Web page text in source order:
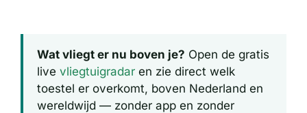
Wat vliegt er nu boven je? Open de gratis
live vliegtuigradar en zie direct welk
toestel er overkomt, boven Nederland en
wereldwijd — zonder app en zonder